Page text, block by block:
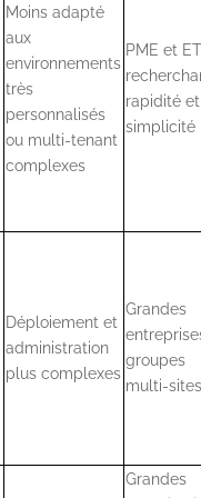
Moins adapté
aux
environnements
très
personnalisés
ou multi-tenant
complexes
PME et ETI
rapidité et
simplicité
Déploiement et
administration
plus complexes
Grandes
groupes
multi-sites
Grandes